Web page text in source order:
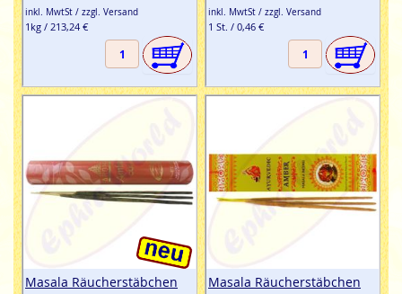
inkl. MwtSt / zzgl. Versand
1kg / 213,24 €
inkl. MwtSt / zzgl. Versand
1 St. / 0,46 €
Masala Räucherstäbchen
Masala Räucherstäbchen